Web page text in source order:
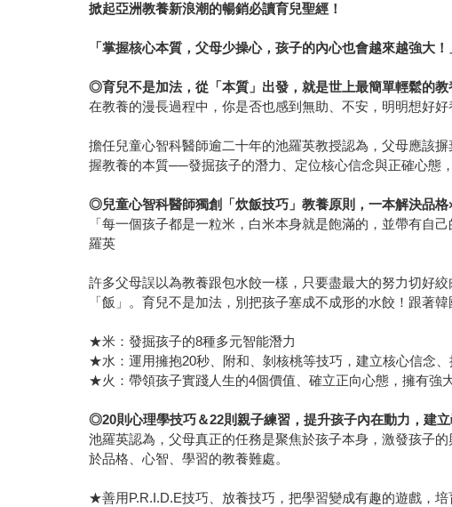
掀起亞洲教養新浪潮的暢銷必讀育兒聖經！
「掌握核心本質，父母少操心，孩子的內心也會越來越強大！
◎育兒不是加法，從「本質」出發，就是世上最簡單輕鬆的教
在教養的漫長過程中，你是否也感到無助、不安，明明想好
擔任兒童心智科醫師逾二十年的池羅英教授認為，父母應該
握教養的本質──發掘孩子的潛力、定位核心信念與正確心態
◎兒童心智科醫師獨創「炊飯技巧」教養原則，一本解決品格
「每一個孩子都是一粒米，白米本身就是飽滿的，並帶有
羅英
許多父母誤以為教養跟包水餃一樣，只要盡最大的努力切好
「飯」。育兒不是加法，別把孩子塞成不成形的水餃！跟著
★米：發掘孩子的8種多元智能潛力
★水：運用擁抱20秒、附和、剝核桃等技巧，建立核心信念
★火：帶領孩子實踐人生的4個價值、確立正向心態，擁有強
◎20則心理學技巧＆22則親子練習，提升孩子內在動力，建立
池羅英認為，父母真正的任務是聚焦於孩子本身，激發孩子
於品格、心智、學習的教養難處。
★善用P.R.I.D.E技巧、放養技巧，把學習變成有趣的遊戲，培